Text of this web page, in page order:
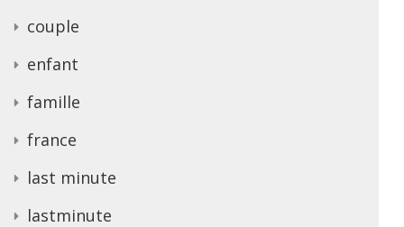
couple
enfant
famille
france
last minute
lastminute